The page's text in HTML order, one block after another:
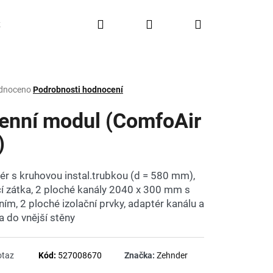
Doprava a platba Značky
Hledat PřihlášeníNákupní
Podrobnosti hodnocení
modul (ComfoAir
s kruhovou instal.trubkou (d = 580 mm),
zátka, 2 ploché kanály 2040 x 300 mm s
2 ploché izolační prvky, adaptér kanálu a
do vnější stěny
Kód: 527008670 Značka: Zehnder